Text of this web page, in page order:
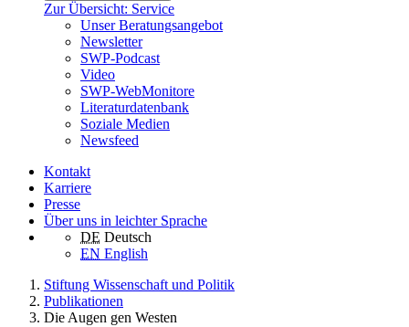
Zur Übersicht: Service
Unser Beratungsangebot
Newsletter
SWP-Podcast
Video
SWP-WebMonitore
Literaturdatenbank
Soziale Medien
Newsfeed
Kontakt
Karriere
Presse
Über uns in leichter Sprache
DE Deutsch
EN English
Stiftung Wissenschaft und Politik
Publikationen
Die Augen gen Westen